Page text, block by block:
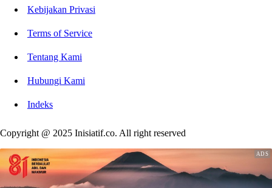
Kebijakan Privasi
Terms of Service
Tentang Kami
Hubungi Kami
Indeks
Copyright @ 2025 Inisiatif.co. All right reserved